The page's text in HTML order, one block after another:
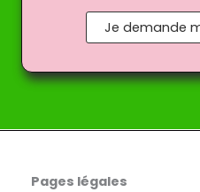
Je demande
Pages légales